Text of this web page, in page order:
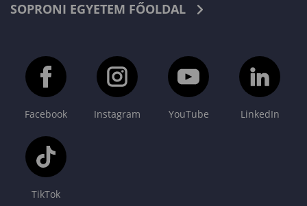
SOPRONI EGYETEM FŐOLDAL
Facebook Instagram YouTube LinkedIn
TikTok